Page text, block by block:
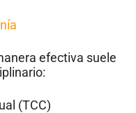
efectiva suele
(TCC)